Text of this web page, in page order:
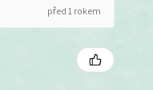
před 1 rokem